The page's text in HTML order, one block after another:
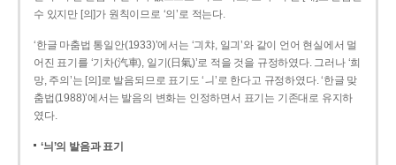
수 있지만 [의]가 원칙이므로 ‘의’로 적는다.
‘한글 마춤법 통일안(1933)’에서는 ‘긔챠, 일긔’와 같이 언어 현실에서 멀
어진 표기를 ‘기차(汽車), 일기(日氣)’로 적을 것을 규정하였다. 그러나 ‘희
망, 주의’는 [의]로 발음되므로 표기도 ‘ㅢ’로 한다고 규정하였다. ‘한글 맞
춤법(1988)’에서는 발음의 변화는 인정하면서 표기는 기존대로 유지하
였다.
‘늬’의 발음과 표기